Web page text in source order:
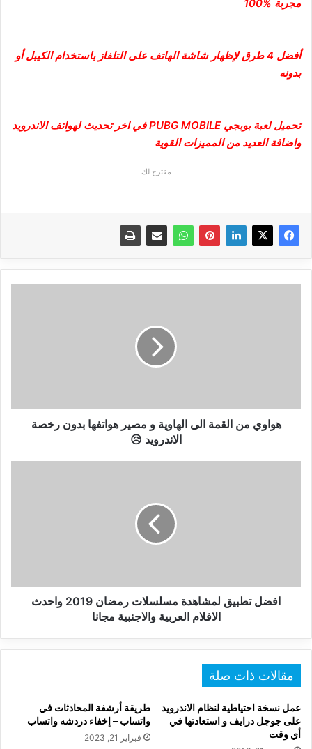
مجربة %100
أفضل 4 طرق لإظهار شاشة الهاتف على التلفاز باستخدام الكيبل أو
بدونه
تحميل لعبة بوبجي PUBG MOBILE في اخر تحديث لهواتف الاندرويد
واضافة العديد من المميزات القوية
مقترح لك
بدون
رخصةهواوي من القمة الى الهاوية و مصير هواتفها بدون رخصة
الاندرويد 😥
العربية
والاجنبية
افضل تطبيق لمشاهدة مسلسلات رمضان 2019 واحدث
الافلام العربية والاجنبية مجانا
مقالات ذات صلة
عمل نسخة احتياطية لنظام الاندرويد
على جوجل درايف و استعادتها في
أي وقت
طريقة أرشفة المحادثات في
واتساب – إخفاء دردشه واتساب
فبراير 21, 2023